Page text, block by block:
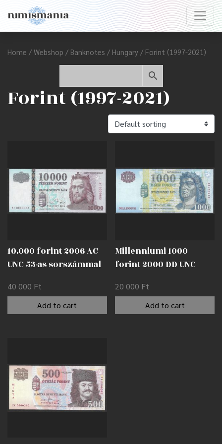
Home / Webshop / Banknotes / Hungary / Forint (1997-2021)
Forint (1997-2021)
10.000 forint 2006 AC
UNC 53-as sorszámmal
40 000 Ft
Add to cart
Millenniumi 1000
forint 2000 DD UNC
20 000 Ft
Add to cart